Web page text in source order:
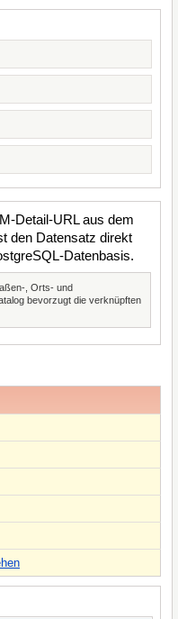
Detail-URL aus dem
den Datensatz direkt
Datenbasis.
, Orts- und
bevorzugt die verknüpften